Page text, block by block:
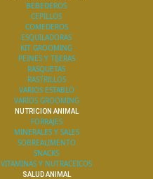
BEBEDEROS
CEPILLOS
COMEDEROS
ESQUILADORAS
KIT GROOMING
PEINES Y TIJERAS
RASQUETAS
RASTRILLOS
VARIOS ESTABLO
VARIOS GROOMING
NUTRICION ANIMAL
FORRAJES
MINERALES Y SALES
SOBREALIMENTO
SNACKS
VITAMINAS Y NUTRACEICOS
SALUD ANIMAL